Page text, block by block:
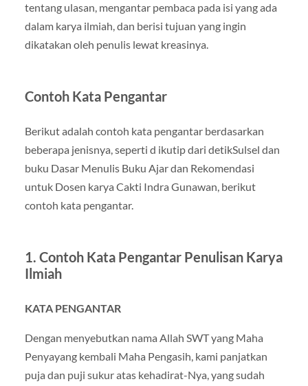
tentang ulasan, mengantar pembaca pada isi yang ada
dalam karya ilmiah, dan berisi tujuan yang ingin
dikatakan oleh penulis lewat kreasinya.
Contoh Kata Pengantar
Berikut adalah contoh kata pengantar berdasarkan
beberapa jenisnya, seperti d ikutip dari detikSulsel dan
buku Dasar Menulis Buku Ajar dan Rekomendasi
untuk Dosen karya Cakti Indra Gunawan, berikut
contoh kata pengantar.
1. Contoh Kata Pengantar Penulisan Karya
Ilmiah
KATA PENGANTAR
Dengan menyebutkan nama Allah SWT yang Maha
Penyayang kembali Maha Pengasih, kami panjatkan
puja dan puji sukur atas kehadirat-Nya, yang sudah